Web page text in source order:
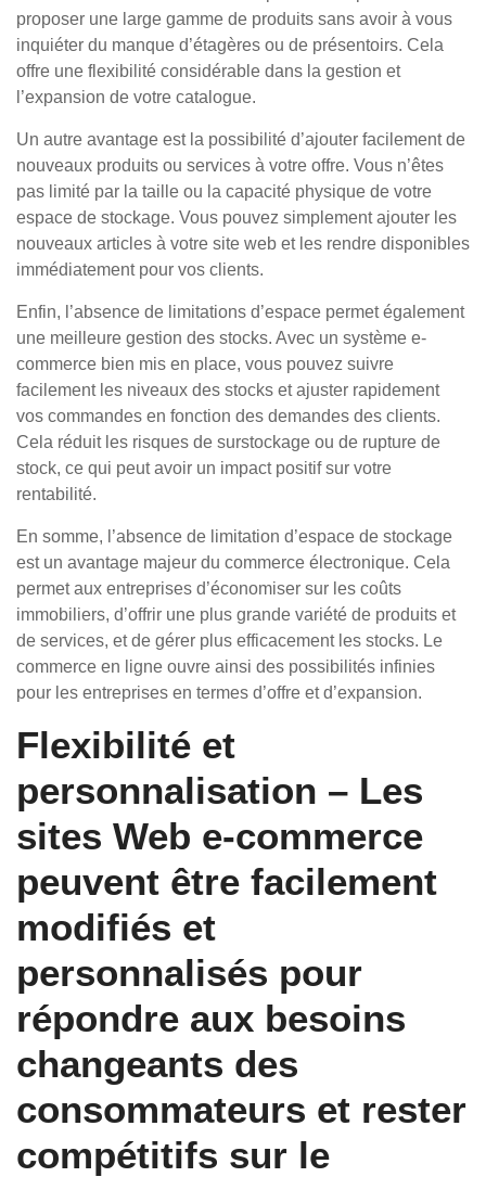
proposer une large gamme de produits sans avoir à vous
inquiéter du manque d’étagères ou de présentoirs. Cela
offre une flexibilité considérable dans la gestion et
l’expansion de votre catalogue.
Un autre avantage est la possibilité d’ajouter facilement de
nouveaux produits ou services à votre offre. Vous n’êtes
pas limité par la taille ou la capacité physique de votre
espace de stockage. Vous pouvez simplement ajouter les
nouveaux articles à votre site web et les rendre disponibles
immédiatement pour vos clients.
Enfin, l’absence de limitations d’espace permet également
une meilleure gestion des stocks. Avec un système e-
commerce bien mis en place, vous pouvez suivre
facilement les niveaux des stocks et ajuster rapidement
vos commandes en fonction des demandes des clients.
Cela réduit les risques de surstockage ou de rupture de
stock, ce qui peut avoir un impact positif sur votre
rentabilité.
En somme, l’absence de limitation d’espace de stockage
est un avantage majeur du commerce électronique. Cela
permet aux entreprises d’économiser sur les coûts
immobiliers, d’offrir une plus grande variété de produits et
de services, et de gérer plus efficacement les stocks. Le
commerce en ligne ouvre ainsi des possibilités infinies
pour les entreprises en termes d’offre et d’expansion.
Flexibilité et
personnalisation – Les
sites Web e-commerce
peuvent être facilement
modifiés et
personnalisés pour
répondre aux besoins
changeants des
consommateurs et rester
compétitifs sur le